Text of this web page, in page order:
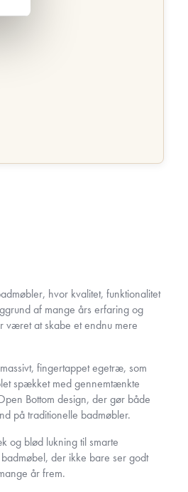
hvor kvalitet, funktionalitet
af mange års erfaring og
været at skabe et endnu mere
fingertappet egetræ, som
spækket med gennemtænkte
Bottom design, der gør både
på traditionelle badmøbler.
og blød lukning til smarte
der ikke bare ser godt
år frem.